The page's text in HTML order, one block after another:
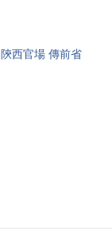
西官場 傳前省